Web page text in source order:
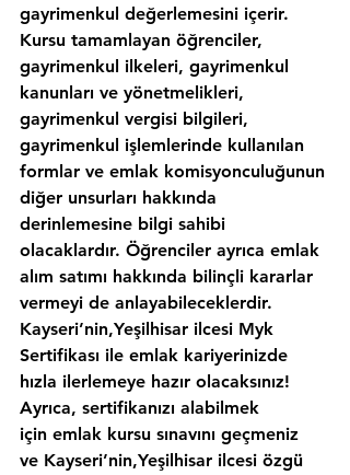
gayrimenkul değerlemesini içerir.
Kursu tamamlayan öğrenciler,
gayrimenkul ilkeleri, gayrimenkul
kanunları ve yönetmelikleri,
gayrimenkul vergisi bilgileri,
gayrimenkul işlemlerinde kullanılan
formlar ve emlak komisyonculuğunun
diğer unsurları hakkında
derinlemesine bilgi sahibi
olacaklardır. Öğrenciler ayrıca emlak
alım satımı hakkında bilinçli kararlar
vermeyi de anlayabileceklerdir.
Kayseri’nin,Yeşilhisar ilcesi Myk
Sertifikası ile emlak kariyerinizde
hızla ilerlemeye hazır olacaksınız!
Ayrıca, sertifikanızı alabilmek
için emlak kursu sınavını geçmeniz
ve Kayseri’nin,Yeşilhisar ilcesi özgü